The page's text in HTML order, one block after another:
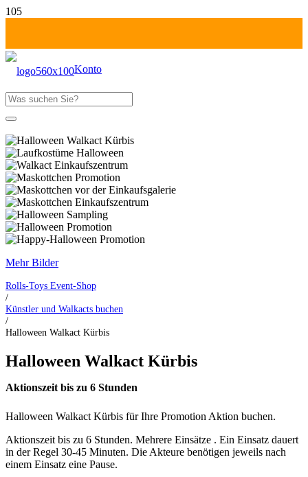
Konto
Mehr Bilder
Rolls-Toys Event-Shop
/
Künstler und Walkacts buchen
/
Halloween Walkact Kürbis
Halloween Walkact Kürbis
Aktionszeit bis zu 6 Stunden
Halloween Walkact Kürbis für Ihre Promotion Aktion buchen.
Aktionszeit bis zu 6 Stunden. Mehrere Einsätze . Ein Einsatz dauert
in der Regel 30-45 Minuten. Die Akteure benötigen jeweils nach
einem Einsatz eine Pause.